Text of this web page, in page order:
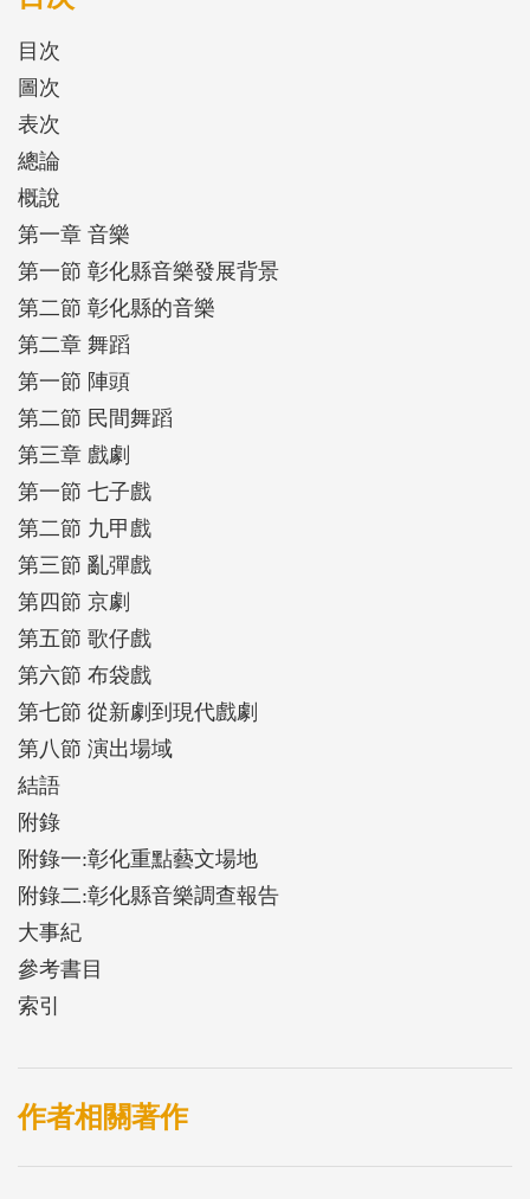
是受西方舞蹈的觀念影響，傳統漢族的「肢體律
動」，多保留在陣頭當中。第三章戲劇方面，主要以
戲曲為大宗，「曲」是其中最重要的藝術元素，因此
清中葉後最早在臺灣流行的樂種「南管」，以其音樂
為主的七子戲，便是最早傳入臺灣的劇種，少數南管
館閣也會粉墨登場演出子弟戲。
目次
圖次
表次
總論
概說
第一章 音樂
第一節 彰化縣音樂發展背景
第二節 彰化縣的音樂
第二章 舞蹈
第一節 陣頭
第二節 民間舞蹈
第三章 戲劇
第一節 七子戲
第二節 九甲戲
第三節 亂彈戲
第四節 京劇
第五節 歌仔戲
第六節 布袋戲
第七節 從新劇到現代戲劇
第八節 演出場域
結語
附錄
附錄一:彰化重點藝文場地
附錄二:彰化縣音樂調查報告
大事紀
參考書目
索引
作者相關著作